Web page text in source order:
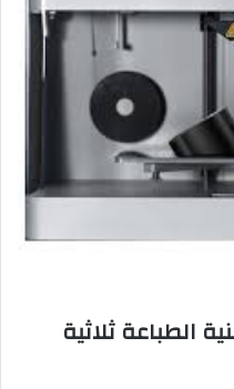
الطباعة ثلاثية